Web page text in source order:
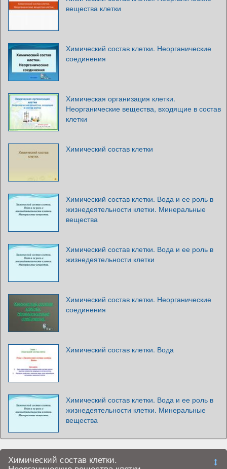
вещества клетки
Химический состав клетки. Неорганические
соединения
Химическая организация клетки.
Неорганические вещества, входящие в состав
клетки
Химический состав клетки
Химический состав клетки. Вода и ее роль в
жизнедеятельности клетки. Минеральные
вещества
Химический состав клетки. Вода и ее роль в
жизнедеятельности клетки
Химический состав клетки. Неорганические
соединения
Химический состав клетки. Вода
Химический состав клетки. Вода и ее роль в
жизнедеятельности клетки. Минеральные
вещества
Химический состав клетки.